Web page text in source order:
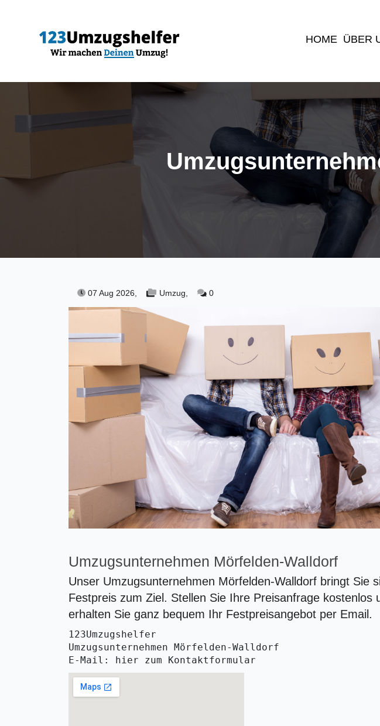
HOME(current)
ÜBER
07 Aug 2026, Umzug, 0
Umzugsunternehmen Mörfelden-Walldorf
Unser Umzugsunternehmen Mörfelden-Walldorf bringt Sie
Festpreis zum Ziel. Stellen Sie Ihre Preisanfrage kostenlos
erhalten Sie ganz bequem Ihr Festpreisangebot per Email.
123Umzugshelfer
Umzugsunternehmen Mörfelden-Walldorf
E-Mail: hier zum Kontaktformular